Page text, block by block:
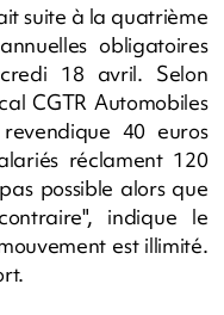
suite à la quatrième
obligatoires
18 avril. Selon
CGTR Automobiles
40 euros
réclament 120
possible alors que
indique le
est illimité.